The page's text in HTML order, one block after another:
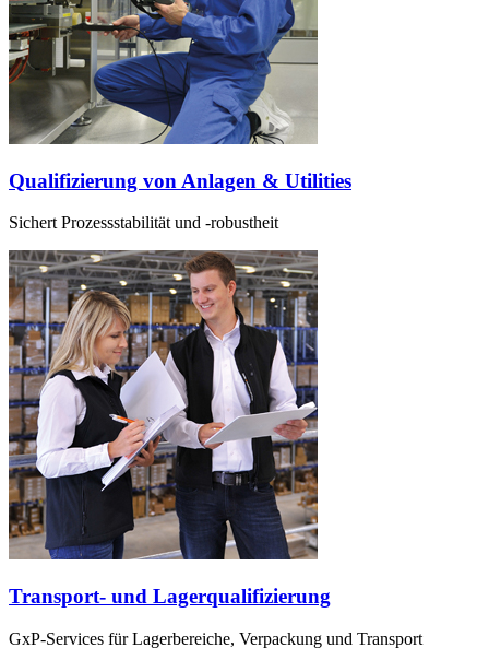
Qualifizierung von Anlagen & Utilities
Sichert Prozessstabilität und -robustheit
Transport- und Lagerqualifizierung
GxP-Services für Lagerbereiche, Verpackung und Transport